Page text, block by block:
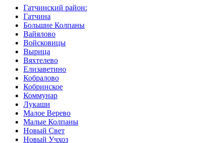
Гатчинский район:
Гатчина
Большие Колпаны
Вайялово
Войсковицы
Вырица
Вяхтелево
Елизаветино
Кобралово
Кобринское
Коммунар
Лукаши
Малое Верево
Малые Колпаны
Новый Свет
Новый Учхоз